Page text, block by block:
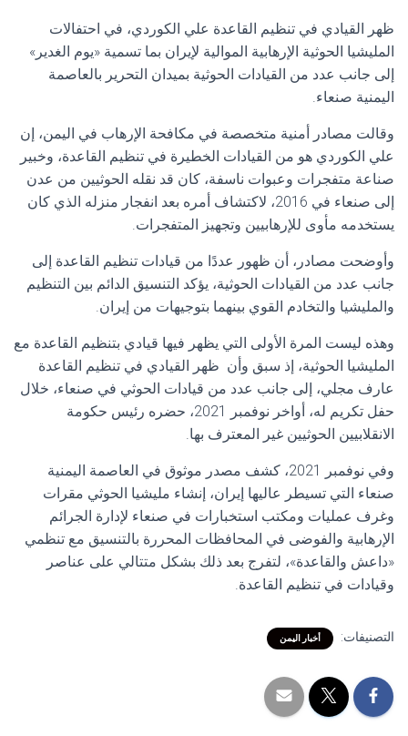
ظهر القيادي في تنظيم القاعدة علي الكوردي، في احتفالات
المليشيا الحوثية الإرهابية الموالية لإيران بما تسمية «يوم الغدير»
إلى جانب عدد من القيادات الحوثية بميدان التحرير بالعاصمة
اليمنية صنعاء.
وقالت مصادر أمنية متخصصة في مكافحة الإرهاب في اليمن، إن
علي الكوردي هو من القيادات الخطيرة في تنظيم القاعدة، وخبير
صناعة متفجرات وعبوات ناسفة، كان قد نقله الحوثيين من عدن
إلى صنعاء في 2016، لاكتشاف أمره بعد انفجار منزله الذي كان
يستخدمه مأوى للإرهابيين وتجهيز المتفجرات.
وأوضحت مصادر، أن ظهور عددًا من قيادات تنظيم القاعدة إلى
جانب عدد من القيادات الحوثية، يؤكد التنسيق الدائم بين التنظيم
والمليشيا والتخادم القوي بينهما بتوجيهات من إيران.
وهذه ليست المرة الأولى التي يظهر فيها قيادي بتنظيم القاعدة مع
المليشيا الحوثية، إذ سبق وأن ظهر القيادي في تنظيم القاعدة
عارف مجلي، إلى جانب عدد من قيادات الحوثي في صنعاء، خلال
حفل تكريم له، أواخر نوفمبر 2021، حضره رئيس حكومة
الانقلابيين الحوثيين غير المعترف بها.
وفي نوفمبر 2021، كشف مصدر موثوق في العاصمة اليمنية
صنعاء التي تسيطر عاليها إيران، إنشاء مليشيا الحوثي مقرات
وغرف عمليات ومكتب استخبارات في صنعاء لإدارة الجرائم
الإرهابية والفوضى في المحافظات المحررة بالتنسيق مع تنظمي
«داعش والقاعدة»، لتفرج بعد ذلك بشكل متتالي على عناصر
وقيادات في تنظيم القاعدة.
التصنيفات: أخبار اليمن